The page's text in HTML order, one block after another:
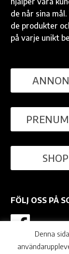
de når sina
de produkter
på varje unikt
FÖLJ OSS PÅ
Denna